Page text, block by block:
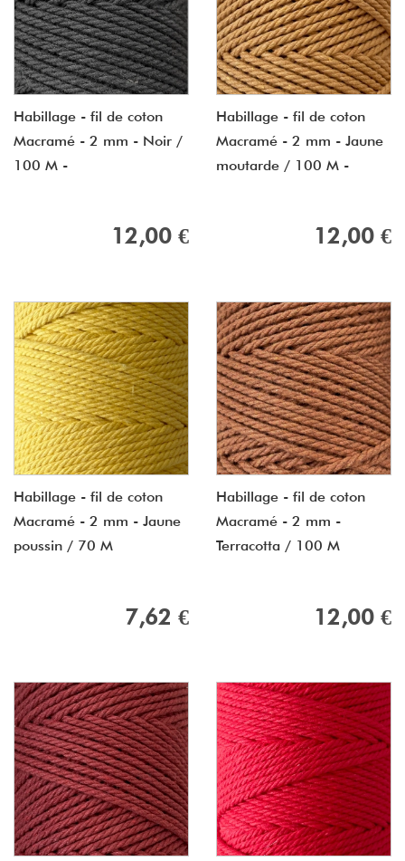
Habillage - fil de coton
Macramé - 2 mm - Noir /
100 M -
12,00 €
Habillage - fil de coton
Macramé - 2 mm - Jaune
moutarde / 100 M -
12,00 €
Habillage - fil de coton
Macramé - 2 mm - Jaune
poussin / 70 M
7,62 €
Habillage - fil de coton
Macramé - 2 mm -
Terracotta / 100 M
12,00 €